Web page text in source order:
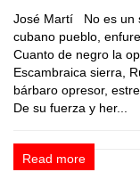
José Martí No es un
cubano pueblo,
Cuanto de negro la
Escambraica sierra,
bárbaro opresor,
De su fuerza y her...
Read more